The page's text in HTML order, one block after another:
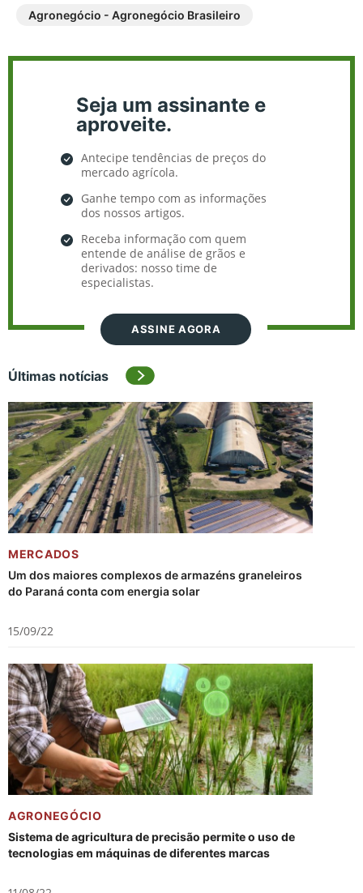
Agronegócio - Agronegócio Brasileiro
Seja um assinante e
aproveite.
Antecipe tendências de preços do
mercado agrícola.
Ganhe tempo com as informações
dos nossos artigos.
Receba informação com quem
entende de análise de grãos e
derivados: nosso time de
especialistas.
ASSINE AGORA
Últimas notícias
MERCADOS
Um dos maiores complexos de armazéns graneleiros
do Paraná conta com energia solar
15/09/22
AGRONEGÓCIO
Sistema de agricultura de precisão permite o uso de
tecnologias em máquinas de diferentes marcas